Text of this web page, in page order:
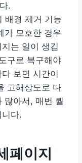
.
배경 제거 기능
가 모호한 경우
는 일이 생깁
구로 복구해야
보면 시간이
고해상도로 다
많아서, 매번 퀄
다.
페이지